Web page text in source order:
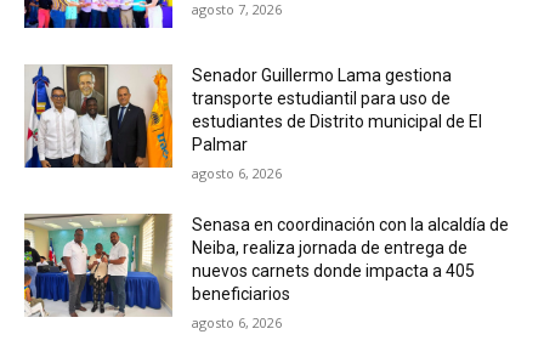
agosto 7, 2026
Senador Guillermo Lama gestiona
transporte estudiantil para uso de
estudiantes de Distrito municipal de El
Palmar
agosto 6, 2026
Senasa en coordinación con la alcaldía de
Neiba, realiza jornada de entrega de
nuevos carnets donde impacta a 405
beneficiarios
agosto 6, 2026